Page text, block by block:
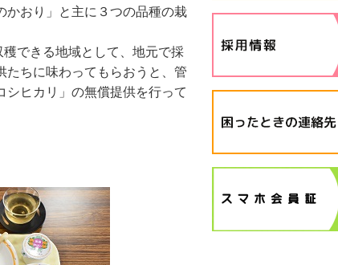
かおり」と主に３つの品種の栽
できる地域として、地元で採
たちに味わってもらおうと、管
シヒカリ」の無償提供を行って